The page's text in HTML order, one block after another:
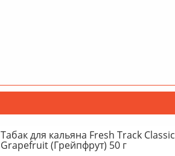
Табак для кальяна Fresh Track Classic
Grapefruit (Грейпфрут) 50 г